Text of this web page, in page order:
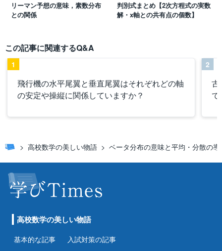
リーマン予想の意味，素数分布
との関係
判別式まとめ【2次方程式の実数
解・x軸との共有点の個数】
この記事に関連するQ&A
飛行機の水平尾翼と垂直尾翼はそれぞれどの軸
の安定や操縦に関係していますか？
1
古
で
2
高校数学の美しい物語 ベータ分布の意味と平均・分散の導
高校数学の美しい物語
基本的な記事
入試対策の記事